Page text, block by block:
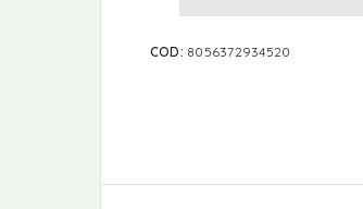
COD: 8056372934520